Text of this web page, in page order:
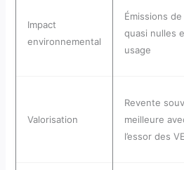
Impact
environnemental
Émissions de
quasi nulles
usage
Valorisation
Revente
meilleure
l’essor des VE